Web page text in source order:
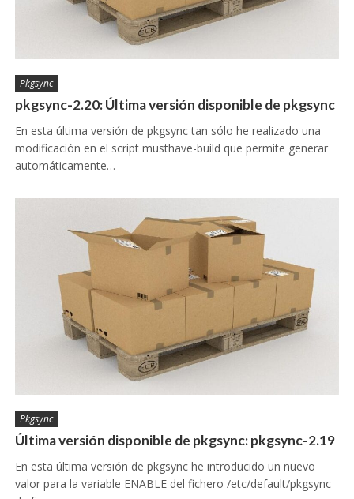
Pkgsync
pkgsync-2.20: Última versión disponible de pkgsync
En esta última versión de pkgsync tan sólo he realizado una
modificación en el script musthave-build que permite generar
automáticamente…
Pkgsync
Última versión disponible de pkgsync: pkgsync-2.19
En esta última versión de pkgsync he introducido un nuevo
valor para la variable ENABLE del fichero /etc/default/pkgsync